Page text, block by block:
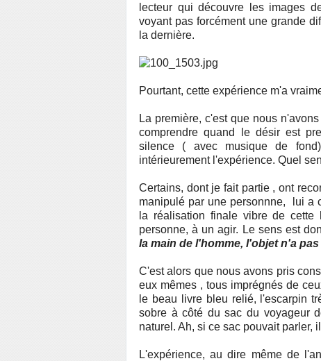
lecteur qui découvre les images
voyant pas forcément une grande
la dernière.
Pourtant, cette expérience m'a
La première, c'est que nous
comprendre quand le désir est
silence ( avec musique de
intérieurement l'expérience. Quel
Certains, dont je fait partie , ont
manipulé par une personnne, lui a
la réalisation finale vibre de
personne, à un agir. Le sens est
la main de l'homme, l'objet n'a
C'est alors que nous avons pris
eux mêmes , tous imprégnés de
le beau livre bleu relié, l'escarpin
sobre à côté du sac du voyageur
naturel. Ah, si ce sac pouvait parler,
L'expérience, au dire même de